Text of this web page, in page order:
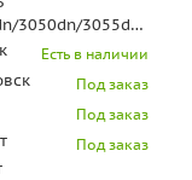
3050dn/3055dn/
Есть в наличии
Под заказ
Под заказ
Под заказ